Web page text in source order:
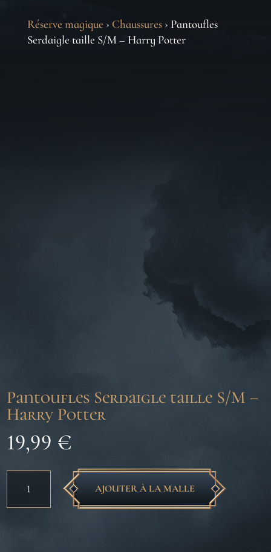
Réserve magique › Chaussures› Pantoufles
Serdaigle taille S/M – Harry Potter
Pantoufles Serdaigle taille S/M –
Harry Potter
19,99 €
Pantoufles
AJOUTER À LA MALLE